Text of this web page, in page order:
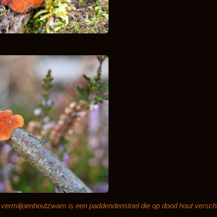
is een paddendenstoel die op dood hout